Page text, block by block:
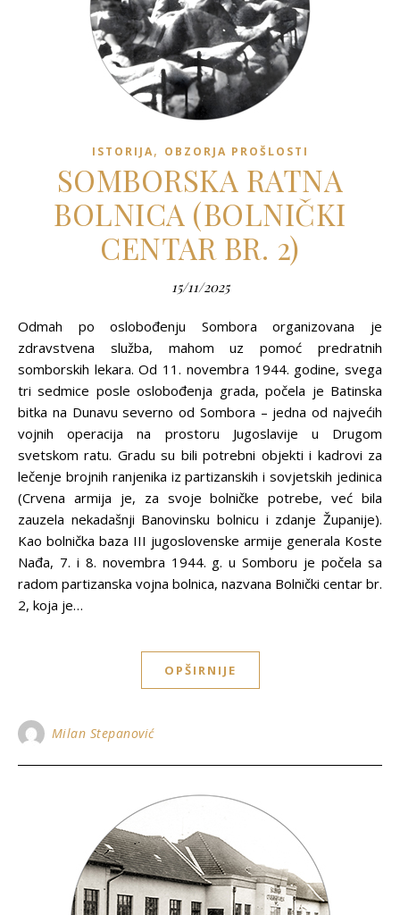
ISTORIJA, OBZORJA PROŠLOSTI
SOMBORSKA RATNA
BOLNICA (BOLNIČKI
CENTAR BR. 2)
15/11/2025
Odmah po oslobođenju Sombora organizovana je
zdravstvena služba, mahom uz pomoć predratnih
somborskih lekara. Od 11. novembra 1944. godine, svega
tri sedmice posle oslobođenja grada, počela je Batinska
bitka na Dunavu severno od Sombora – jedna od najvećih
vojnih operacija na prostoru Jugoslavije u Drugom
svetskom ratu. Gradu su bili potrebni objekti i kadrovi za
lečenje brojnih ranjenika iz partizanskih i sovjetskih jedinica
(Crvena armija je, za svoje bolničke potrebe, već bila
zauzela nekadašnji Banovinsku bolnicu i zdanje Županije).
Kao bolnička baza III jugoslovenske armije generala Koste
Nađa, 7. i 8. novembra 1944. g. u Somboru je počela sa
radom partizanska vojna bolnica, nazvana Bolnički centar br.
2, koja je…
OPŠIRNIJE
Milan Stepanović